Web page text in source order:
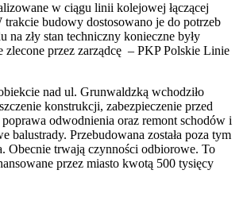
w ciągu linii kolejowej łączącej
trakcie budowy dostosowano je do potrzeb
na zły stan techniczny konieczne były
zlecone przez zarządcę – PKP Polskie Linie
nad ul. Grunwaldzką wchodziło
konstrukcji, zabezpieczenie przed
odwodnienia oraz remont schodów i
balustrady. Przebudowana została poza tym
Obecnie trwają czynności odbiorowe. To
przez miasto kwotą 500 tysięcy